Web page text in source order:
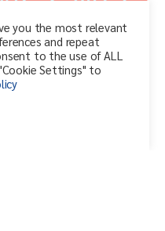
ทางแพทย์แผนจีน
you the most relevant
and repeat
to the use of ALL
Settings" to